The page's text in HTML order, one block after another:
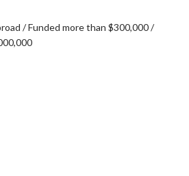
/ Funded more than $300,000 /